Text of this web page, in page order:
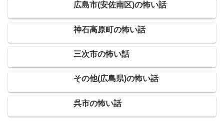
広島市(安佐南区)の怖い話
神石高原町の怖い話
三次市の怖い話
その他(広島県)の怖い話
呉市の怖い話